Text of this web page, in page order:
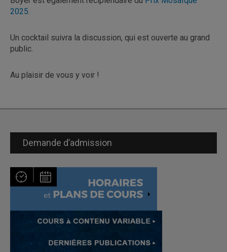
2025.
Un cocktail suivra la discussion, qui est ouverte au grand
public.
Au plaisir de vous y voir !
Demande d’admission